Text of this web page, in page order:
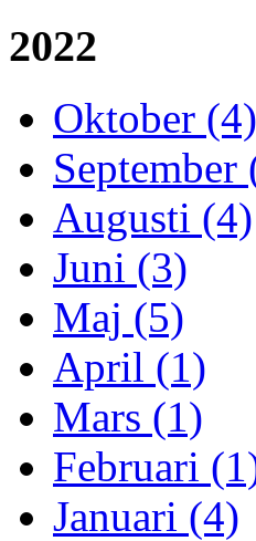
2022
Oktober (4)
September
Augusti (4)
Juni (3)
Maj (5)
April (1)
Mars (1)
Februari
Januari (4)